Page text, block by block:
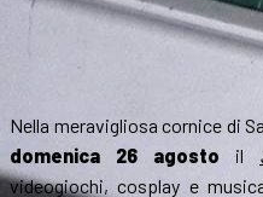
Nella meravigliosa cornice di
domenica 26 agosto il
videogiochi, cosplay e